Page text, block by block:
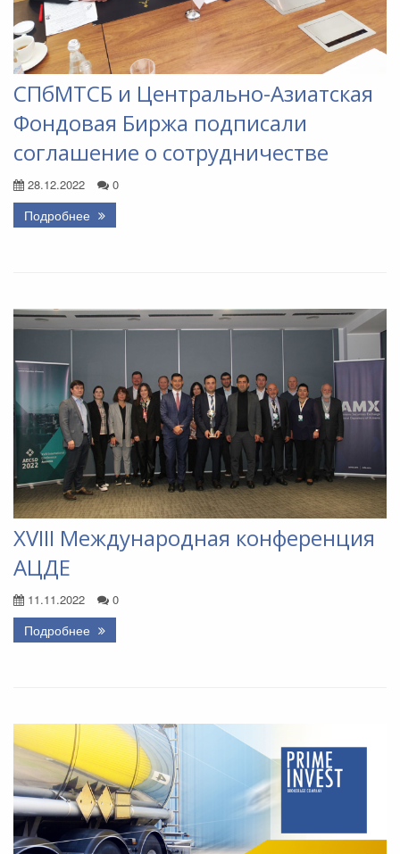
СПбМТСБ и Центрально-Азиатская
Фондовая Биржа подписали
соглашение о сотрудничестве
28.12.2022 0
Подробнее
XVIII Международная конференция
АЦДЕ
11.11.2022 0
Подробнее